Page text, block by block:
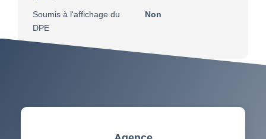
Soumis à l'affichage du
DPE
Non